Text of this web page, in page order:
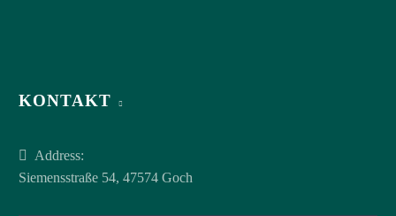
KONTAKT
Address:
Siemensstraße 54, 47574 Goch